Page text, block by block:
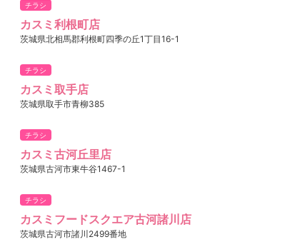
チラシ
カスミ利根町店
茨城県北相馬郡利根町四季の丘1丁目16-1
チラシ
カスミ取手店
茨城県取手市青柳385
チラシ
カスミ古河丘里店
茨城県古河市東牛谷1467-1
チラシ
カスミフードスクエア古河諸川店
茨城県古河市諸川2499番地